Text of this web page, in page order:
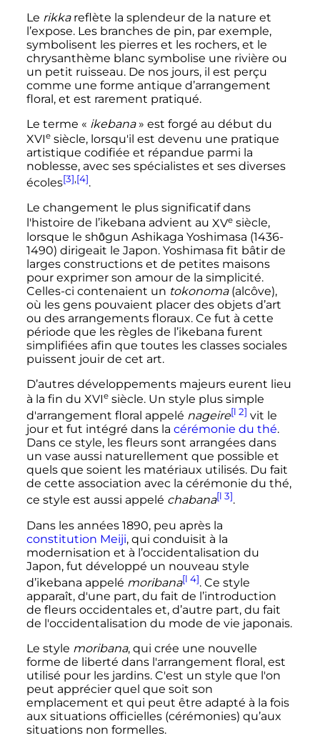
Le rikkareflète la splendeur de la nature et
l’expose. Les branches de pin, par exemple,
symbolisent les pierres et les rochers, et le
chrysanthème blanc symbolise une rivière ou
un petit ruisseau. De nos jours, il est perçu
comme une forme antique d’arrangement
floral, et est rarement pratiqué.
Le terme « ikebana » est forgé au début du
XVIe siècle, lorsqu'il est devenu une pratique
artistique codifiée et répandue parmi la
noblesse, avec ses spécialistes et ses diverses
écoles[3],[4].
Le changement le plus significatif dans
l'histoire de l’ikebana advient au XVe siècle,
lorsque le shōgun Ashikaga Yoshimasa (1436-
1490) dirigeait le Japon. Yoshimasa fit bâtir de
larges constructions et de petites maisons
pour exprimer son amour de la simplicité.
Celles-ci contenaient un tokonoma(alcôve),
où les gens pouvaient placer des objets d’art
ou des arrangements floraux. Ce fut à cette
période que les règles de l’ikebana furent
simplifiées afin que toutes les classes sociales
puissent jouir de cet art.
D’autres développements majeurs eurent lieu
à la fin du XVIe siècle. Un style plus simple
d'arrangement floral appelé nageire[l 2] vit le
jour et fut intégré dans la cérémonie du thé.
Dans ce style, les fleurs sont arrangées dans
un vase aussi naturellement que possible et
quels que soient les matériaux utilisés. Du fait
de cette association avec la cérémonie du thé,
ce style est aussi appelé chabana[l 3].
Dans les années 1890, peu après la
constitution Meiji, qui conduisit à la
modernisation et à l’occidentalisation du
Japon, fut développé un nouveau style
d’ikebana appelé moribana[l 4]. Ce style
apparaît, d'une part, du fait de l’introduction
de fleurs occidentales et, d’autre part, du fait
de l'occidentalisation du mode de vie japonais.
Le style moribana, qui crée une nouvelle
forme de liberté dans l'arrangement floral, est
utilisé pour les jardins. C'est un style que l'on
peut apprécier quel que soit son
emplacement et qui peut être adapté à la fois
aux situations officielles (cérémonies) qu’aux
situations non formelles.